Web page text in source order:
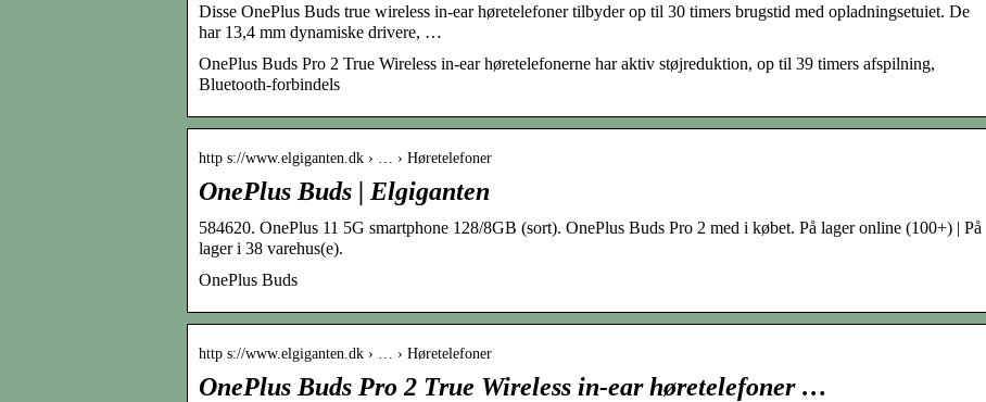
Disse OnePlus Buds true wireless in-ear høretelefoner tilbyder op til 30 timers brugstid med opladningsetuiet. De
har 13,4 mm dynamiske drivere, …
OnePlus Buds Pro 2 True Wireless in-ear høretelefonerne har aktiv støjreduktion, op til 39 timers afspilning,
Bluetooth-forbindels
http s://www.elgiganten.dk › … › Høretelefoner
OnePlus Buds | Elgiganten
584620. OnePlus 11 5G smartphone 128/8GB (sort). OnePlus Buds Pro 2 med i købet. På lager online (100+) | På
lager i 38 varehus(e).
OnePlus Buds
http s://www.elgiganten.dk › … › Høretelefoner
OnePlus Buds Pro 2 True Wireless in-ear høretelefoner …